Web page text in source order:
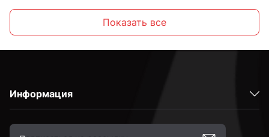
С полукруглой головкой
Показать все
Информация